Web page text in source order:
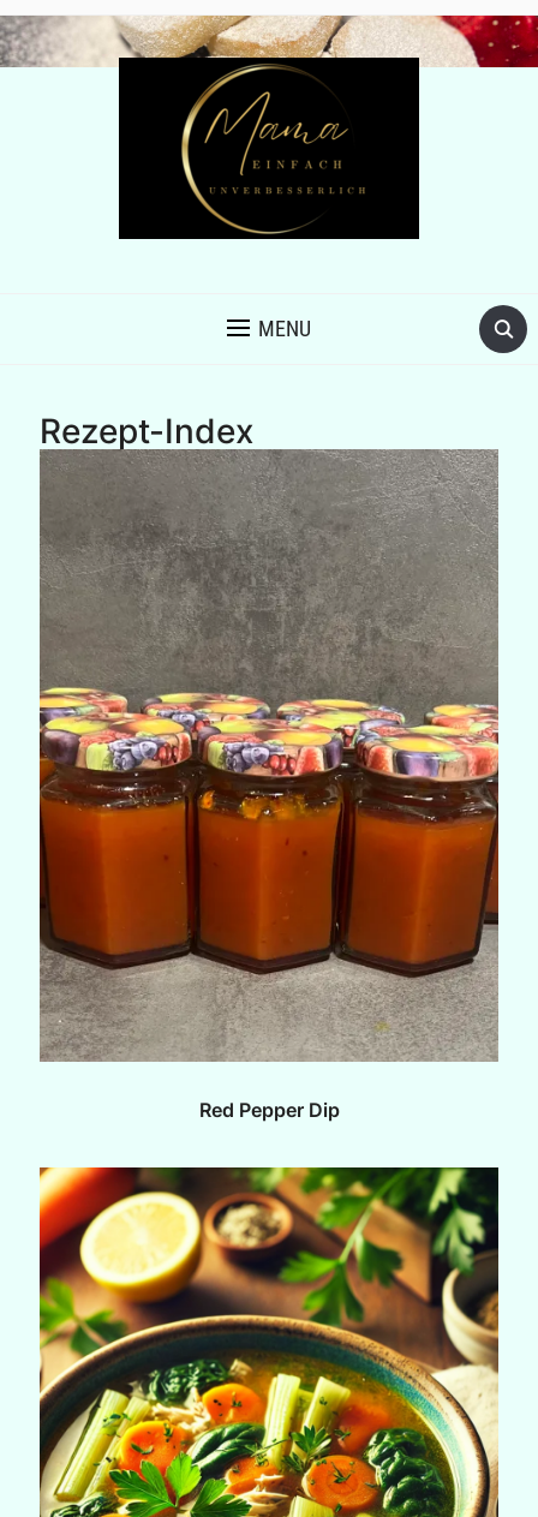
MENU
Rezept-Index
Red Pepper Dip